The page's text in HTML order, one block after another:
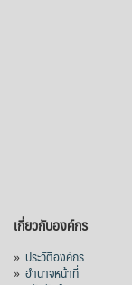
เกี่ยวกับองค์กร
» ประวัติองค์กร
» อำนาจหน้าที่